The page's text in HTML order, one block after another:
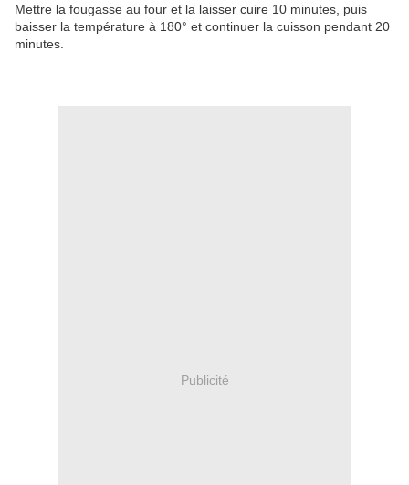
Mettre la fougasse au four et la laisser cuire 10 minutes, puis
baisser la température à 180° et continuer la cuisson pendant 20
minutes.
Publicité